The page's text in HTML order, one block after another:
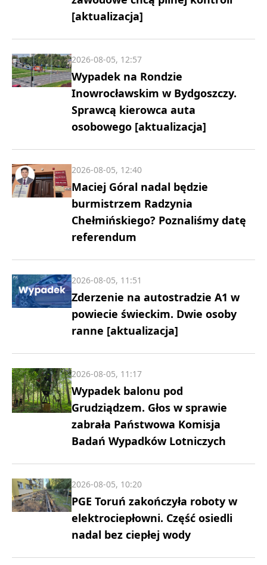
[aktualizacja]
Wypadek na Rondzie
Inowrocławskim w Bydgoszczy.
Sprawcą kierowca auta
osobowego [aktualizacja]
2026-08-05, 12:57
Maciej Góral nadal będzie
burmistrzem Radzynia
Chełmińskiego? Poznaliśmy datę
referendum
2026-08-05, 12:40
Zderzenie na autostradzie A1 w
powiecie świeckim. Dwie osoby
ranne [aktualizacja]
2026-08-05, 11:51
Wypadek balonu pod
Grudziądzem. Głos w sprawie
zabrała Państwowa Komisja
Badań Wypadków Lotniczych
2026-08-05, 11:17
PGE Toruń zakończyła roboty w
elektrociepłowni. Część osiedli
nadal bez ciepłej wody
2026-08-05, 10:20